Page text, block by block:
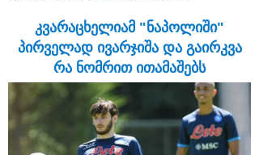
კვარაცხელიამ "ნაპოლიში"
პირველად ივარჯიშა და გაირკვა
რა ნომრით ითამაშებს